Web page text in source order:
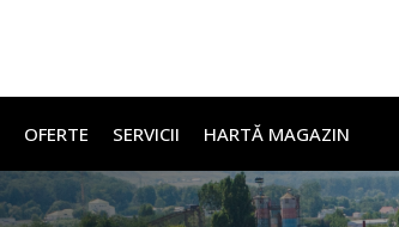
OFERTE SERVICII HARTĂ MAGAZIN